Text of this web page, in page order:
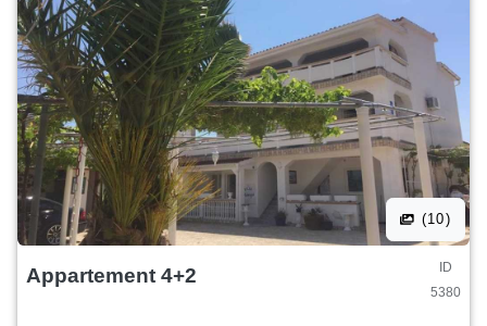
(10)
Appartement 4+2
ID
5380